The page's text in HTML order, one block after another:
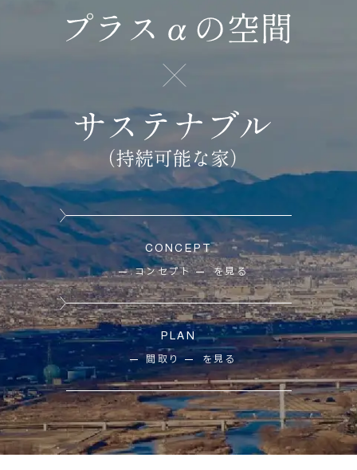
CONCEPT
コンセプト を見る
PLAN
間取り を見る